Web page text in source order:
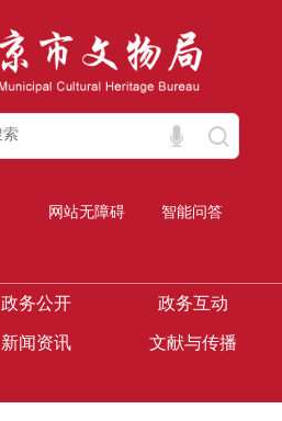
网站无障碍 智能问答
政务公开 政务互动
新闻资讯 文献与传播